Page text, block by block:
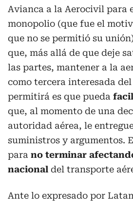
Avianca a la Aerocivil para
monopolio (que fue el
que no se permitió su
que, más allá de que deje
las partes, mantener a la
como tercera interesada
permitirá es que pueda
que, al momento de una
autoridad aérea, le
suministros y argumentos.
para no terminar
nacional del transporte
Ante lo expresado por